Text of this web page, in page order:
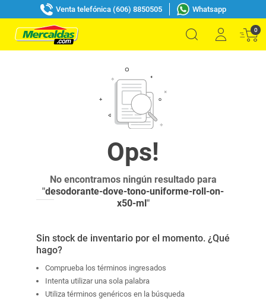
Venta telefónica (606) 8850505 Whatsapp
0
No encontramos ningún resultado para
"desodorante-dove-tono-uniforme-roll-on-
x50-ml"
Sin stock de inventario por el momento. ¿Qué
hago?
Comprueba los términos ingresados
Intenta utilizar una sola palabra
Utiliza términos genéricos en la búsqueda